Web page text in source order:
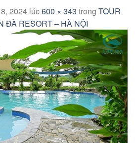
2024 lúc600 × 343 trong TOUR
ĐÀ RESORT – HÀ NỘI